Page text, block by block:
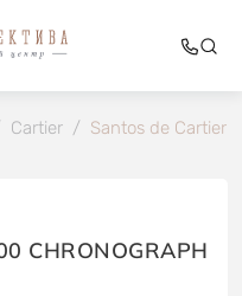
Cartier / Santos de Cartier
CHRONOGRAPH